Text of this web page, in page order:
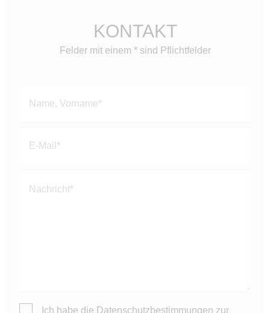
KONTAKT
Felder mit einem * sind Pflichtfelder
dieses
leer.
Ich habe die Datenschutzbestimmungen zur